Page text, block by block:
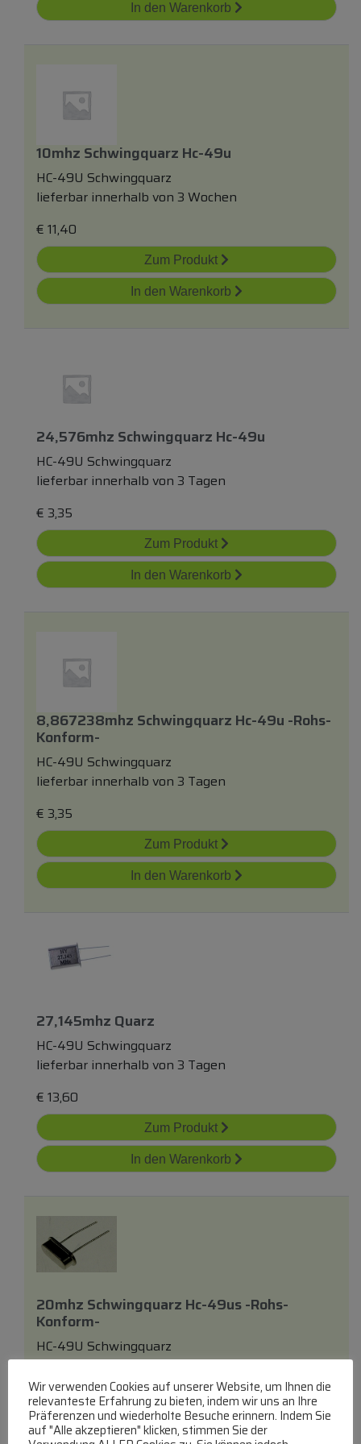
In den Warenkorb
10mhz Schwingquarz Hc-49u
HC-49U Schwingquarz
lieferbar innerhalb von 3 Wochen
€ 11,40
Zum Produkt
In den Warenkorb
24,576mhz Schwingquarz Hc-49u
HC-49U Schwingquarz
lieferbar innerhalb von 3 Tagen
€ 3,35
Zum Produkt
In den Warenkorb
8,867238mhz Schwingquarz Hc-49u -rohs-
Konform-
HC-49U Schwingquarz
lieferbar innerhalb von 3 Tagen
€ 3,35
Zum Produkt
In den Warenkorb
27,145mhz Quarz
HC-49U Schwingquarz
lieferbar innerhalb von 3 Tagen
€ 13,60
Zum Produkt
In den Warenkorb
20mhz Schwingquarz Hc-49us -rohs-
Konform-
HC-49U Schwingquarz
lieferbar innerhalb von 3 Tagen
€3,49
Zum Produkt
Wir verwenden Cookies auf unserer Website, um Ihnen die
relevanteste Erfahrung zu bieten, indem wir uns an Ihre
Präferenzen und wiederholte Besuche erinnern. Indem Sie
auf "Alle akzeptieren" klicken, stimmen Sie der